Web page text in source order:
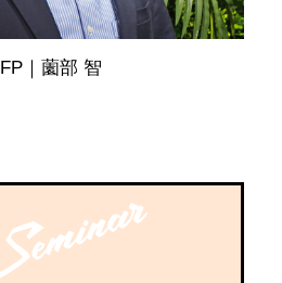
｜薗部 智